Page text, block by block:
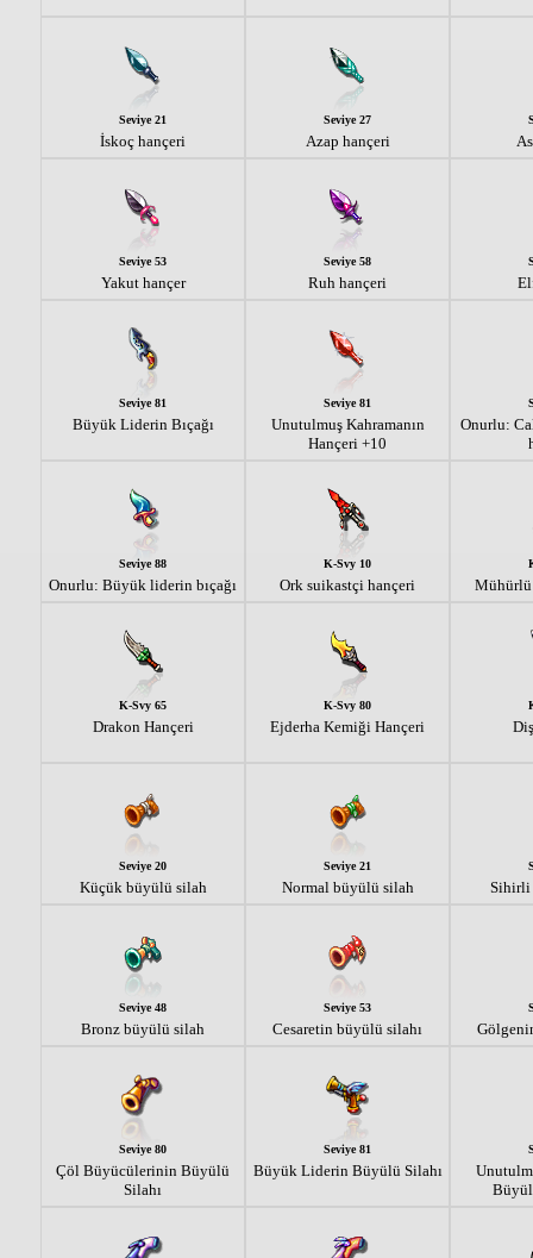
Seviye 21
İskoç hançeri
Seviye 27
Azap hançeri
Seviye 53
Yakut hançer
Seviye 58
Ruh hançeri
Seviye 81
Büyük Liderin Bıçağı
Seviye 81
Unutulmuş Kahramanın
Hançeri +10
Onurlu:
Seviye 88
Onurlu: Büyük liderin bıçağı
K-Svy 10
Ork suikastçi hançeri Mühürlü
K-Svy 65
Drakon Hançeri
K-Svy 80
Ejderha Kemiği Hançeri
Seviye 20
Küçük büyülü silah
Seviye 21
Normal büyülü silah Sihirli
Seviye 48
Bronz büyülü silah
Seviye 53
Cesaretin büyülü silahı
Seviye 80
Çöl Büyücülerinin Büyülü
Silahı
Seviye 81
Büyük Liderin Büyülü Silahı